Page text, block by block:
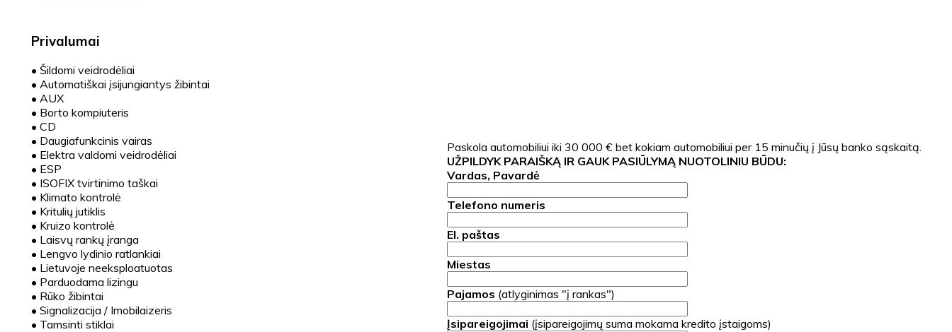
Privalumai
• Šildomi veidrodėliai
• Automatiškai įsijungiantys žibintai
• AUX
• Borto kompiuteris
• CD
• Daugiafunkcinis vairas
• Elektra valdomi veidrodėliai
• ESP
• ISOFIX tvirtinimo taškai
• Klimato kontrolė
• Kritulių jutiklis
• Kruizo kontrolė
• Laisvų rankų įranga
• Lengvo lydinio ratlankiai
• Lietuvoje neeksploatuotas
• Parduodama lizingu
• Rūko žibintai
• Signalizacija / Imobilaizeris
• Tamsinti stiklai
Paskola automobiliui iki 30 000 € bet kokiam automobiliui per 15 minučių į Jūsų banko sąskaitą.
UŽPILDYK PARAIŠKĄ IR GAUK PASIŪLYMĄ NUOTOLINIU BŪDU:
Vardas, Pavardė
Telefono numeris
El. paštas
Miestas
Pajamos (atlyginimas "į rankas")
Įsipareigojimai (įsipareigojimų suma mokama kredito įstaigoms)